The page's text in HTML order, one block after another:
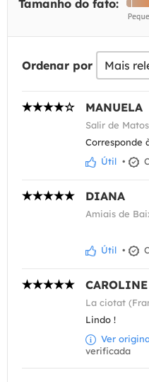
Tamanho do fato:
Ordenar por
MANUELA
Salir de
Corresponde
Útil •
DIANA
Amiais de
Útil •
CAROLINE
La ciotat
Lindo !
Ver
verificada